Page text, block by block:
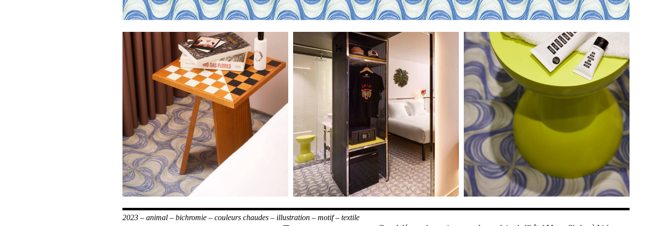
2023 – animal – bichromie – couleurs chaudes – illustration – motif– textile